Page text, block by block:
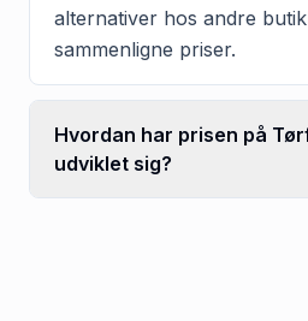
alternativer hos andre
sammenligne priser.
Hvordan har prisen på
udviklet sig?